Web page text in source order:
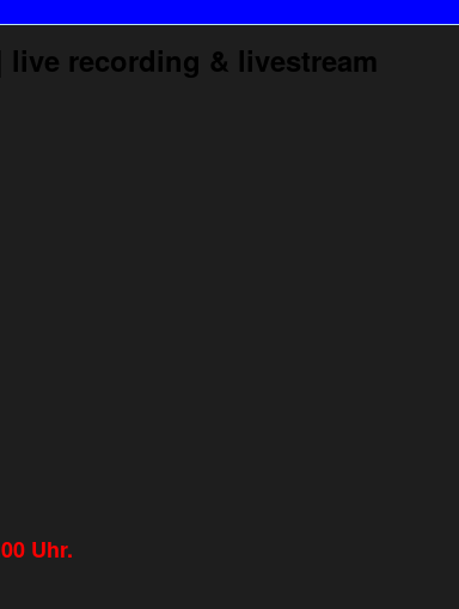
live recording & livestream
Uhr.